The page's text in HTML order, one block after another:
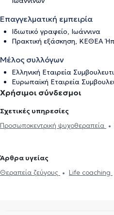
Επαγγελματική εμπειρία
Ιδιωτικό γραφείο, Ιωάννινα
Πρακτική εξάσκηση, ΚΕΘΕΑ
Μέλος συλλόγων
Ελληνική Εταιρεία
Ευρωπαϊκή Εταιρεία
Χρήσιμοι σύνδεσμοι
Σχετικές υπηρεσίες
Προσωποκεντρική ψυχοθεραπεία
Αίσθημα φόβου και πανικού
Ανησυχία και αγωνία
Άρθρα υγείας
Θεραπεία ζεύγους
Life coaching